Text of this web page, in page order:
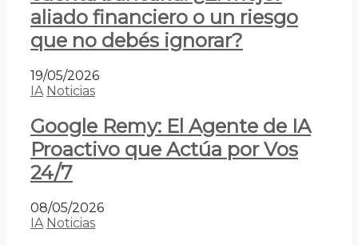
aliado financiero o un riesgo
que no debés ignorar?
19/05/2026
IA Noticias
Google Remy: El Agente de IA
Proactivo que Actúa por Vos
24/7
08/05/2026
IA Noticias